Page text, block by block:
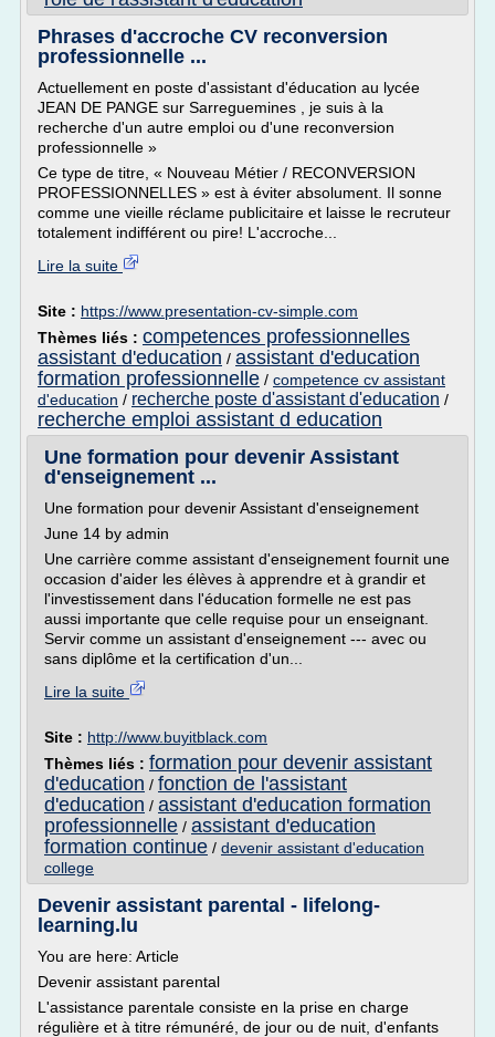
Phrases d'accroche CV reconversion
professionnelle ...
Actuellement en poste d'assistant d'éducation au lycée
JEAN DE PANGE sur Sarreguemines , je suis à la
recherche d'un autre emploi ou d'une reconversion
professionnelle »
Ce type de titre, « Nouveau Métier / RECONVERSION
PROFESSIONNELLES » est à éviter absolument. Il sonne
comme une vieille réclame publicitaire et laisse le recruteur
totalement indifférent ou pire! L'accroche...
Lire la suite
Site : https://www.presentation-cv-simple.com
Thèmes liés : competences professionnelles
assistant d'education / assistant d'education
formation professionnelle / competence cv assistant
d'education / recherche poste d'assistant d'education /
recherche emploi assistant d education
Une formation pour devenir Assistant
d'enseignement ...
Une formation pour devenir Assistant d'enseignement
June 14 by admin
Une carrière comme assistant d'enseignement fournit une
occasion d'aider les élèves à apprendre et à grandir et
l'investissement dans l'éducation formelle ne est pas
aussi importante que celle requise pour un enseignant.
Servir comme un assistant d'enseignement --- avec ou
sans diplôme et la certification d'un...
Lire la suite
Site : http://www.buyitblack.com
Thèmes liés : formation pour devenir assistant
d'education / fonction de l'assistant
d'education / assistant d'education formation
professionnelle / assistant d'education
formation continue / devenir assistant d'education
college
Devenir assistant parental - lifelong-
learning.lu
You are here: Article
Devenir assistant parental
L'assistance parentale consiste en la prise en charge
régulière et à titre rémunéré, de jour ou de nuit, d'enfants